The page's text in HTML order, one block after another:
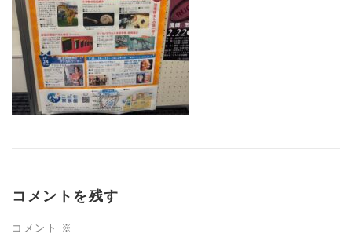
コメントを残す
コメント ※